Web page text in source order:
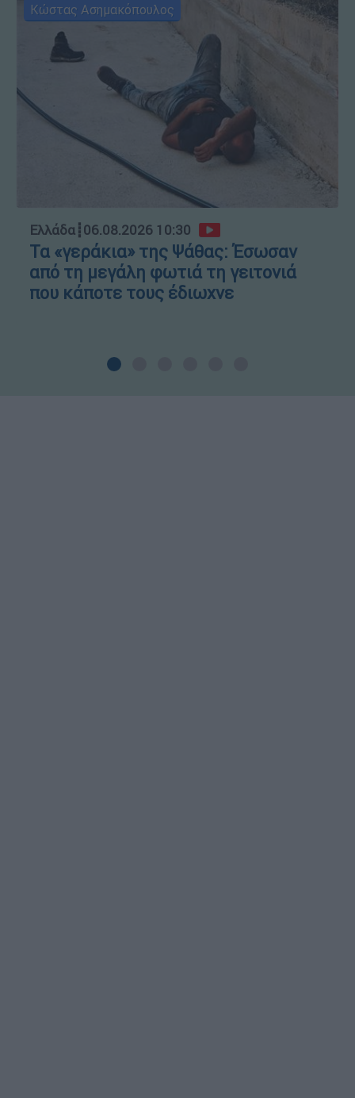
Κώστας Ασημακόπουλος
Ελλάδα┋06.08.2026 10:30
Τα «γεράκια» της Ψάθας: Έσωσαν
από τη μεγάλη φωτιά τη γειτονιά
που κάποτε τους έδιωχνε